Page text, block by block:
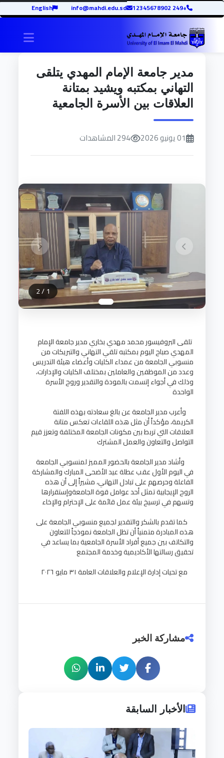
+249 12345678902
info@mahdi.edu.sd
English
مدير جامعة الإمام المهدي يتلقى
التهاني بمكتبه ويشيد بمتانة
العلاقات بين الأسرة الجامعية
01 يونيو 2026 294 المشاهدات
1
/
2
تلقى البروفيسور محمد مهدي بخاري مدير جامعة الإمام
المهدي صباح اليوم بمكتبه تلقي التهاني والتبريكات من
منسوبي الجامعة من عمداء الكليات وأعضاء هيئة التدريس
وعدد من الموظفين والعاملين بمختلف الكليات والإدارات،
وذلك في أجواء إتسمت بالمودة والتقدير وروح الأسرة
الواحدة
وأعرب مدير الجامعة عن بالغ سعادته بهذه اللفتة
الكريمة، مؤكداً أن مثل هذه اللقاءات تعكس متانة
العلاقات التي تربط بين مكونات الجامعة المختلفة وتعزز قيم
التواصل والتعاون والعمل المشترك
وأشاد مدير الجامعة بالحضور المميز لمنسوبي الجامعة
في اليوم الأول عقب عطلة عيد الأضحى المبارك والمشاركة
الفاعلة وحرصهم على تبادل التهاني، مشيراً إلى أن هذه
الروح الإيجابية تمثل أحد عوامل قوة الجامعةوإستقرارها
وتسهم في ترسيخ بيئة عمل قائمة على الإحترام والإخاء
كما تقدم بالشكر والتقدير لجميع منسوبي الجامعة على
هذه المبادرة متمنياً أن تظل الجامعة نموذجاً للتعاون
والتكاتف بين جميع أفراد الأسرة الجامعية بما يساعد في
تحقيق رسالتها الأكاديمية وخدمة المجتمع
مع تحيات إدارة الإعلام والعلاقات العامة ٣١ مايو ٢٠٢٦
مشاركة الخبر
الأخبار السابقة